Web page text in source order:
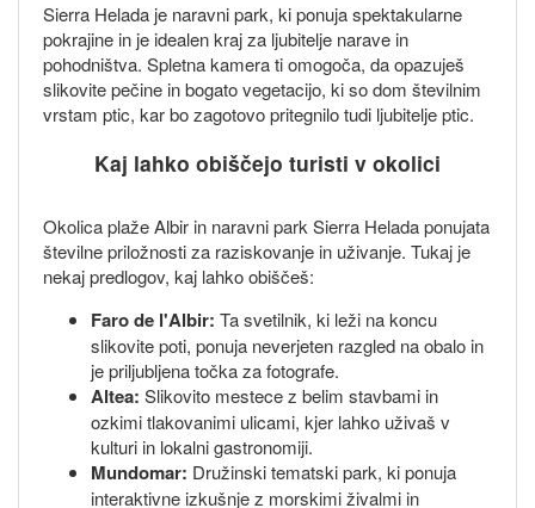
Sierra Helada je naravni park, ki ponuja spektakularne
pokrajine in je idealen kraj za ljubitelje narave in
pohodništva. Spletna kamera ti omogoča, da opazuješ
slikovite pečine in bogato vegetacijo, ki so dom številnim
vrstam ptic, kar bo zagotovo pritegnilo tudi ljubitelje ptic.
Kaj lahko obiščejo turisti v okolici
Okolica plaže Albir in naravni park Sierra Helada ponujata
številne priložnosti za raziskovanje in uživanje. Tukaj je
nekaj predlogov, kaj lahko obiščeš:
Faro de l'Albir: Ta svetilnik, ki leži na koncu
slikovite poti, ponuja neverjeten razgled na obalo in
je priljubljena točka za fotografe.
Altea: Slikovito mestece z belim stavbami in
ozkimi tlakovanimi ulicami, kjer lahko uživaš v
kulturi in lokalni gastronomiji.
Mundomar: Družinski tematski park, ki ponuja
interaktivne izkušnje z morskimi živalmi in